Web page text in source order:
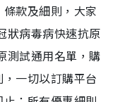
款及細則，大家
狀病毒病快速抗原
測試通用名單，購
一切以訂購平台